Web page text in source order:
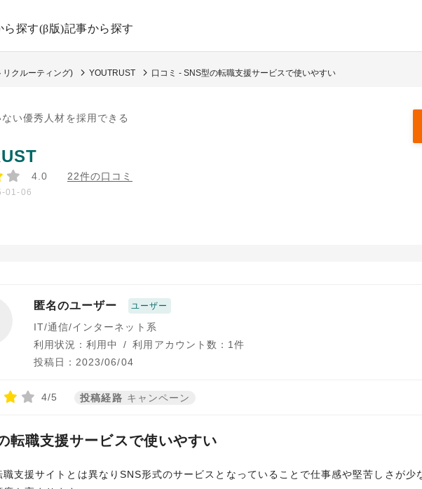
ら探す(β版)記事から探す
クルーティング) YOUTRUST 口コミ - SNS型の転職支援サービスで使いやすい
い優秀人材を採用できる
4.0 22件の口コミ
01-06
匿名のユーザー ユーザー
IT/通信/インターネット系
利用状況：利用中
/ 利用アカウント数：1件
投稿日：2023/06/04
4/5 投稿経路 キャンペーン
転職支援サービスで使いやすい
職支援サイトとは異なりSNS形式のサービスとなっていることで仕事感や堅苦しさが少